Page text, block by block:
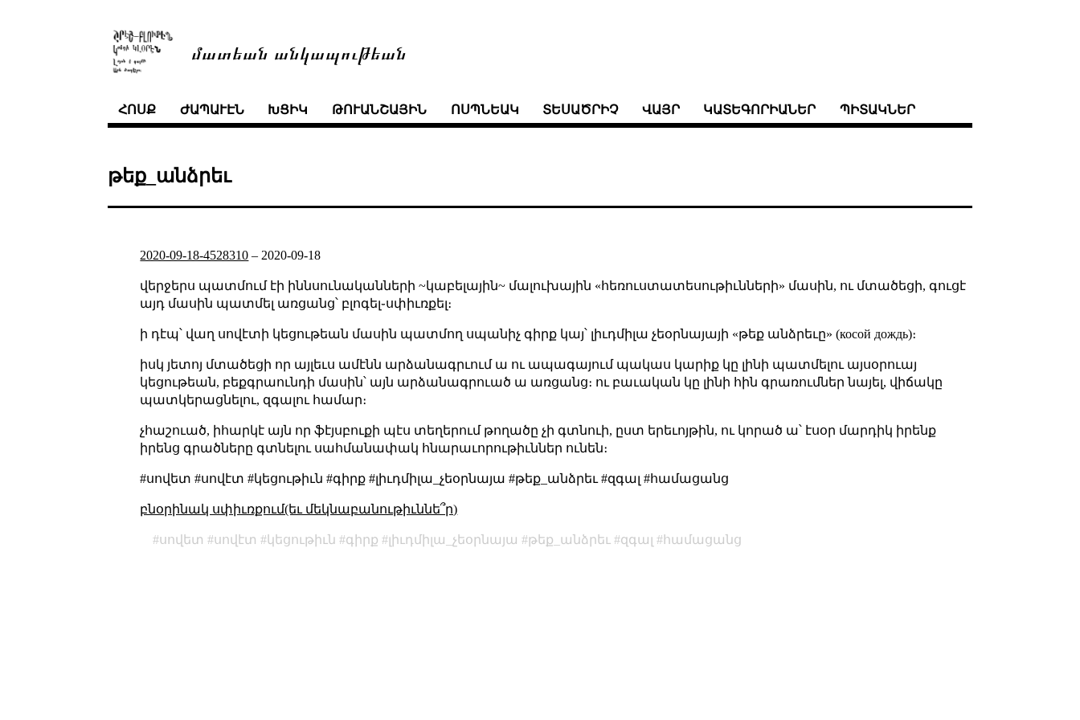
մատեան անկապութեան
ՀՈՍՔ ԺԱՊԱՒԷՆ ԽՑԻԿ ԹՈՒԱՆՇԱՅԻՆ ՈՍՊՆԵԱԿ ՏԵՍԱԾՐԻՉ ՎԱՅՐ ԿԱՏԵԳՈՐԻԱՆԵՐ ՊԻՏԱԿՆԵՐ
թեք_անձրեւ
2020-09-18-4528310 – 2020-09-18
վերջերս պատմում էի իննսունականների ~կաբելային~ մալուխային «հեռուստատեսութիւնների» մասին, ու մտածեցի, գուցէ
այդ մասին պատմել առցանց՝ բլոգել֊սփիւռքել։
ի դէպ՝ վաղ սովէտի կեցութեան մասին պատմող սպանիչ գիրք կայ՝ լիւդմիլա չեօրնայայի «թեք անձրեւը» (косой дождь)։
իսկ յետոյ մտածեցի որ այլեւս ամէնն արձանագրւում ա ու ապագայում պակաս կարիք կը լինի պատմելու այսօրուայ
կեցութեան, բեքգրաունդի մասին՝ այն արձանագրուած ա առցանց։ ու բաւական կը լինի հին գրառումներ նայել, վիճակը
պատկերացնելու, զգալու համար։
չհաշուած, իհարկէ այն որ ֆէյսբուքի պէս տեղերում թողածը չի գտնուի, ըստ երեւոյթին, ու կորած ա՝ էսօր մարդիկ իրենք
իրենց գրածները գտնելու սահմանափակ հնարաւորութիւններ ունեն։
#սովետ #սովէտ #կեցութիւն #գիրք #լիւդմիլա_չեօրնայա #թեք_անձրեւ #զգալ #համացանց
բնօրինակ սփիւռքում(եւ մեկնաբանութիւննե՞ր)
սովետ սովէտ կեցութիւն գիրք լիւդմիլա_չեօրնայա թեք_անձրեւ զգալ համացանց